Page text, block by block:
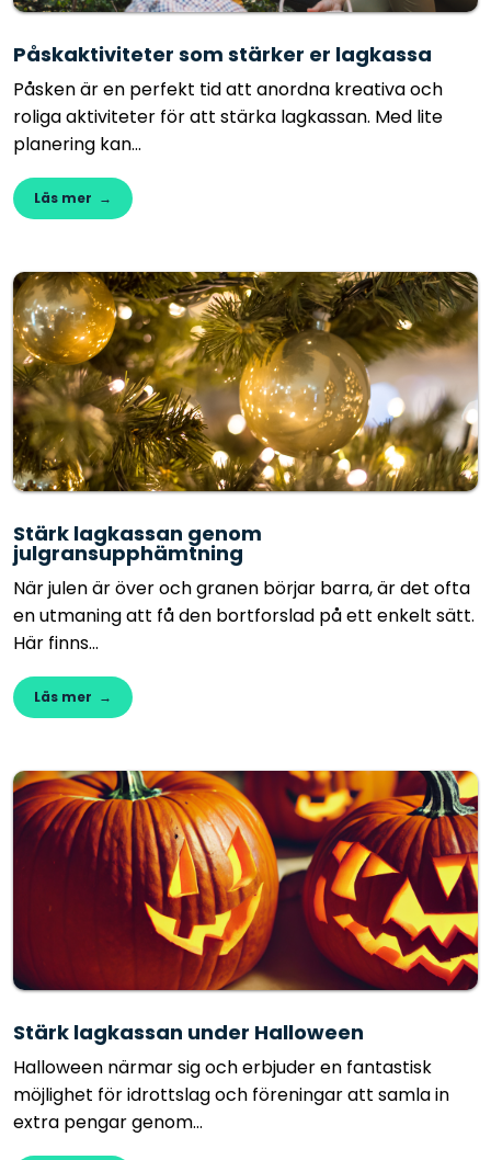
Påskaktiviteter som stärker er lagkassa
Påsken är en perfekt tid att anordna kreativa och
roliga aktiviteter för att stärka lagkassan. Med lite
planering kan...
Läs mer →
Stärk lagkassan genom
julgransupphämtning
När julen är över och granen börjar barra, är det ofta
en utmaning att få den bortforslad på ett enkelt sätt.
Här finns...
Läs mer →
Stärk lagkassan under Halloween
Halloween närmar sig och erbjuder en fantastisk
möjlighet för idrottslag och föreningar att samla in
extra pengar genom...